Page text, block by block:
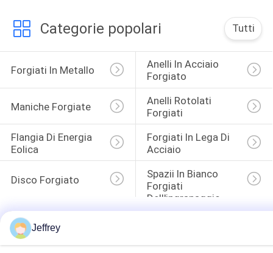
Categorie popolari Tutti
Forgiati In Metallo
Anelli In Acciaio
Forgiato
Maniche Forgiate
Anelli Rotolati
Forgiati
Flangia Di Energia
Eolica
Forgiati In Lega Di
Acciaio
Disco Forgiato
Spazii In Bianco
Forgiati
Dell'ingranaggio
Jeffrey